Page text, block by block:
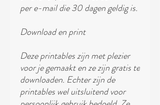
per e-mail die 30 dagen geldig is.
Download en print
Deze printables zijn met plezier
voor je gemaakt en ze zijn gratis te
downloaden. Echter zijn de
printables wel uitsluitend voor